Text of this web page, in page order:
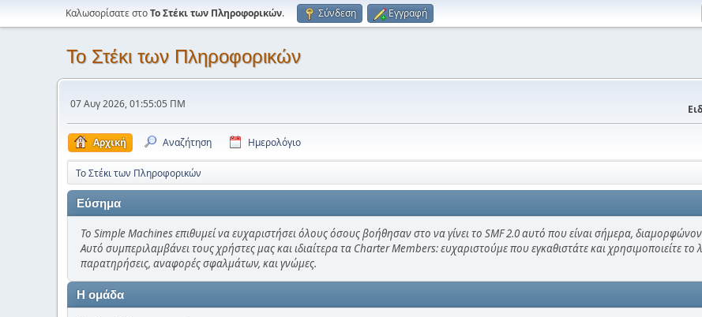
Καλωσορίσατε στοΤο Στέκι των Πληροφορικών. Σύνδεση Εγγραφή
Το Στέκι των Πληροφορικών
07 Αυγ 2026, 01:55:05 ΠΜ
Αρχική Αναζήτηση Ημερολόγιο
Το Στέκι των Πληροφορικών
Εύσημα
Το Simple Machines επιθυμεί να ευχαριστήσει όλους όσους βοήθησαν στο να γίνει το SMF 2.0 αυτό που είναι σήμερα,
Αυτό συμπεριλαμβάνει τους χρήστες μας και ιδιαίτερα τα Charter Members: ευχαριστούμε που εγκαθιστάτε και χρησιμοποιείτε
παρατηρήσεις, αναφορές σφαλμάτων, και γνώμες.
Η ομάδα